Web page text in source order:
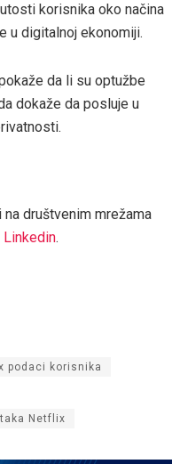
korisnika oko načina
u digitalnoj ekonomiji.
da li su optužbe
dokaže da posluje u
i na društvenim mrežama
Linkedin.
podaci korisnika
Netflix